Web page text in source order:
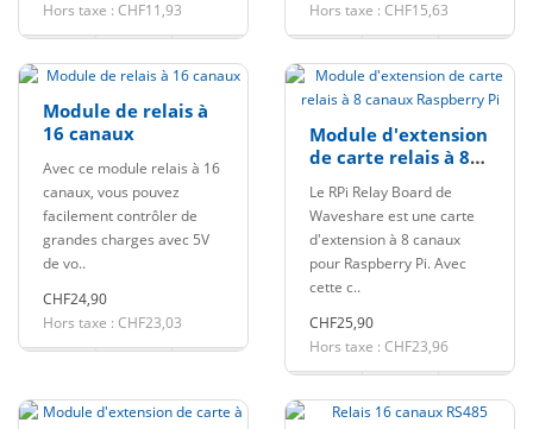
Hors taxe : CHF11,93
Hors taxe : CHF15,63
Module de relais à
16 canaux
Avec ce module relais à 16
canaux, vous pouvez
facilement contrôler de
grandes charges avec 5V
de vo..
CHF24,90
Hors taxe : CHF23,03
Module d'extension
de carte relais à 8
Pi
Le RPi Relay Board de
Waveshare est une carte
d'extension à 8 canaux
pour Raspberry Pi. Avec
cette c..
CHF25,90
Hors taxe : CHF23,96